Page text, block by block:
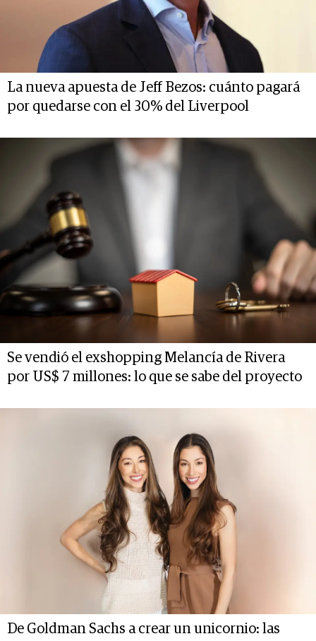
La nueva apuesta de Jeff Bezos: cuánto pagará
por quedarse con el 30% del Liverpool
Se vendió el exshopping Melancía de Rivera
por US$ 7 millones: lo que se sabe del proyecto
De Goldman Sachs a crear un unicornio: las